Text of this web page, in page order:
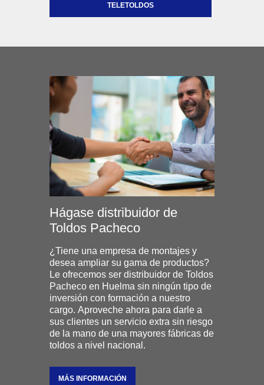
TELETOLDOS
Hágase distribuidor de
Toldos Pacheco
¿Tiene una empresa de montajes y
desea ampliar su gama de productos?
Le ofrecemos ser distribuidor de Toldos
Pacheco en Huelma sin ningún tipo de
inversión con formación a nuestro
cargo. Aproveche ahora para darle a
sus clientes un servicio extra sin riesgo
de la mano de una mayores fábricas de
toldos a nivel nacional.
MÁS INFORMACIÓN